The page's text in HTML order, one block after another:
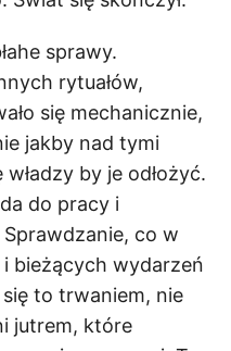
sprawy.
rytuałów,
się mechanicznie,
jakby nad tymi
by je odłożyć.
do pracy i
co w
bieżących wydarzeń
to trwaniem, nie
jutrem, które